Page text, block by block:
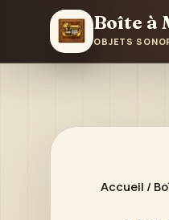
Boîte à
OBJETS
Accueil /